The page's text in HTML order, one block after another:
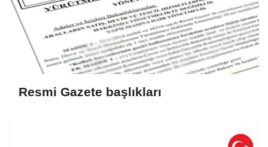
Resmi Gazete başlıkları